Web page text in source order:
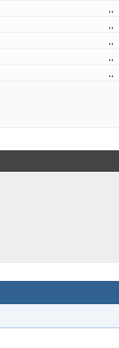
..
..
..
..
..